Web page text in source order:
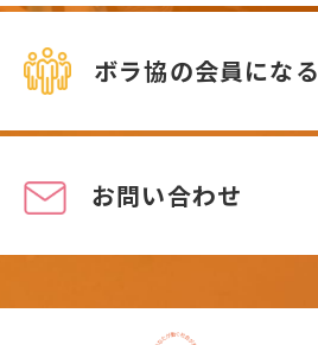
ボラ協の会員になる
お問い合わせ